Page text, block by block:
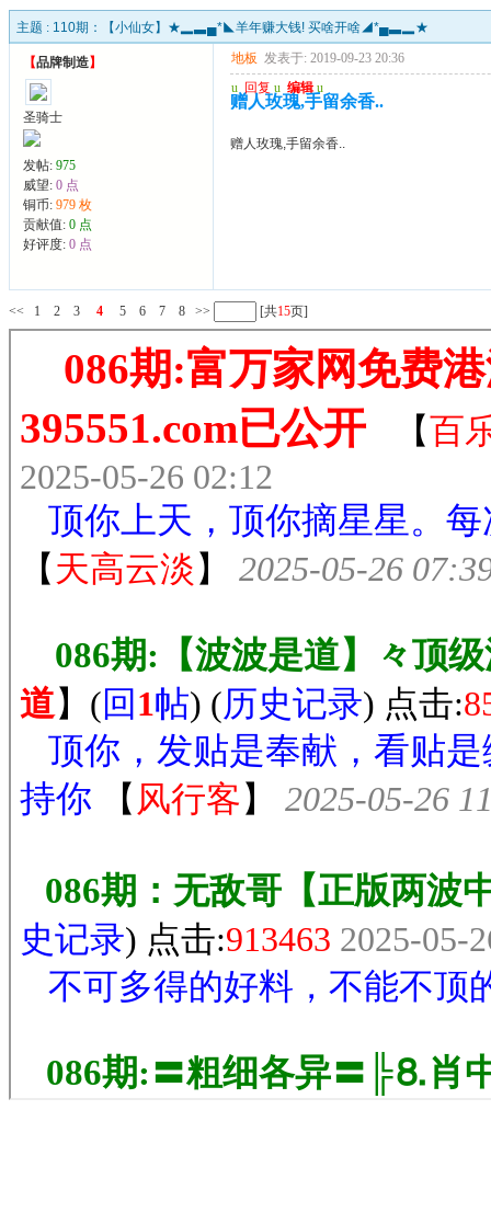
主题 : 110期：【小仙女】★▂▃▄*◣羊年赚大钱! 买啥开啥◢*▄▃▂★
【品牌制造】
圣骑士
发帖: 975
威望: 0 点
铜币: 979 枚
贡献值: 0 点
好评度: 0 点
地板 发表于: 2019-09-23 20:36
u 回复 u 编辑 u
赠人玫瑰,手留余香..
赠人玫瑰,手留余香..
<< 1 2 3 4 5 6 7 8 >> [共15页]